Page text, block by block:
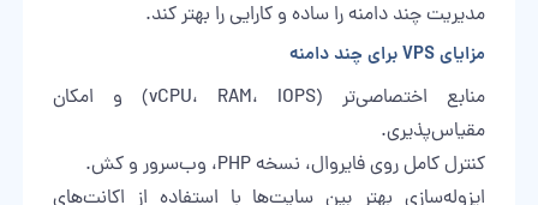
مدیریت چند دامنه را ساده و کارایی را بهتر کند.
مزایای VPS برای چند دامنه
منابع اختصاصی‌تر (vCPU، RAM، IOPS) و امکان
مقیاس‌پذیری.
کنترل کامل روی فایروال، نسخه PHP، وب‌سرور و کش.
ایزوله‌سازی بهتر بین سایت‌ها با استفاده از اکانت‌های